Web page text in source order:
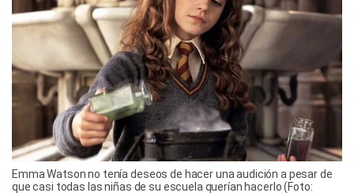
Emma Watson no tenía deseos de hacer una audición a pesar de
que casi todas las niñas de su escuela querían hacerlo (Foto: